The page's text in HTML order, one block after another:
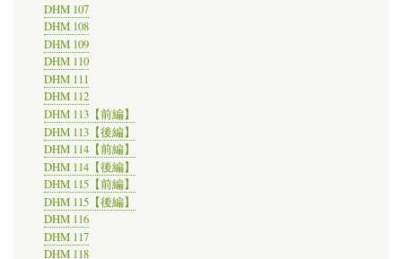
DHM 107
DHM 108
DHM 109
DHM 110
DHM 111
DHM 112
DHM 113【前編】
DHM 113【後編】
DHM 114【前編】
DHM 114【後編】
DHM 115【前編】
DHM 115【後編】
DHM 116
DHM 117
DHM 118